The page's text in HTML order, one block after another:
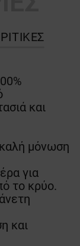
και
μόνωση
για
το κρύο.
και